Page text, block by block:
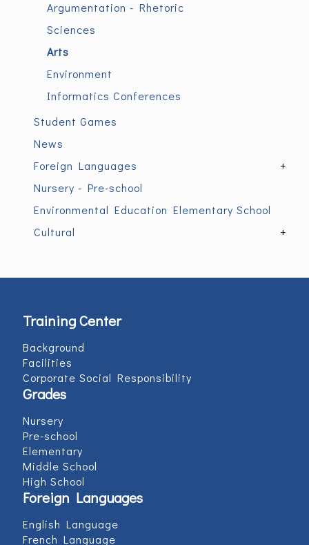
Argumentation - Rhetoric
Sciences
Arts
Environment
Informatics Conferences
Student Games
News
+
Foreign Languages
Nursery - Pre-school
Environmental Education Elementary School
+
Cultural
Training Center
Background
Facilities
Corporate Social Responsibility
Grades
Nursery
Pre-school
Elementary
Middle School
High School
Foreign Languages
English Language
French Language